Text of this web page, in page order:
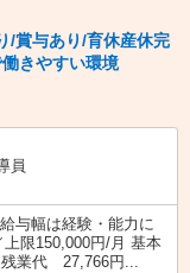
/賞与あり/育休産休完
きやすい環境
員
与幅は経験・能力に
限150,000円/月 基本
業代 27,766円...